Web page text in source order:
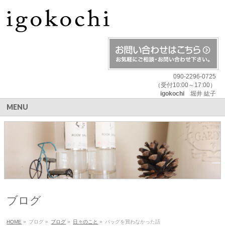
090-2296-0725
（受付10:00～17:00）
igokochi堀井 紘子
MENU
ブログ
HOME » ブログ » ブログ » 日々のこと » バッグを買わなかった話